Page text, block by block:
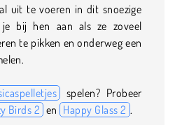
uit te voeren in dit snoezige
bij hen aan als ze zoveel
te pikken en onderweg een
spelen? Probeer
Birds 2 en Happy Glass 2 .